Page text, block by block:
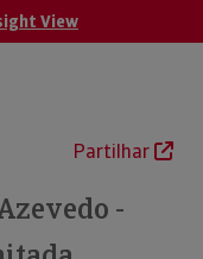
View
Partilhar
-